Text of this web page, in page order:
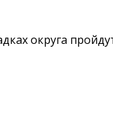
округа